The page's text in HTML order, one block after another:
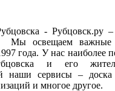
- Рубцовск.ру
Мы освещаем важные
года. У нас наиболее
и его
наши сервисы –
и многое другое.